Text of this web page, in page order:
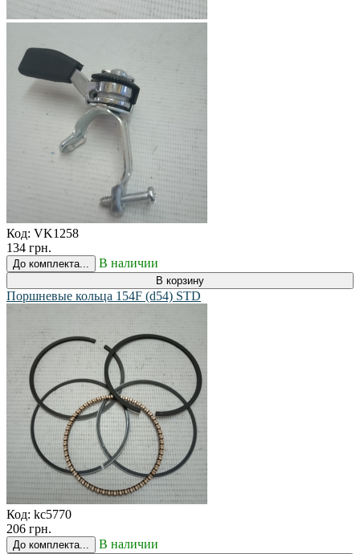
Код: VK1258
134 грн.
До комплекта... В наличии
В корзину
Поршневые кольца 154F (d54) STD
Код: kc5770
206 грн.
До комплекта... В наличии